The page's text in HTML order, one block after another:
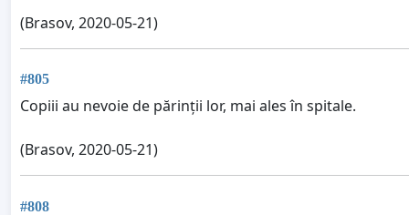
(Brasov, 2020-05-21)
#805
Copiii au nevoie de părinții lor, mai ales în spitale.
(Brasov, 2020-05-21)
#808